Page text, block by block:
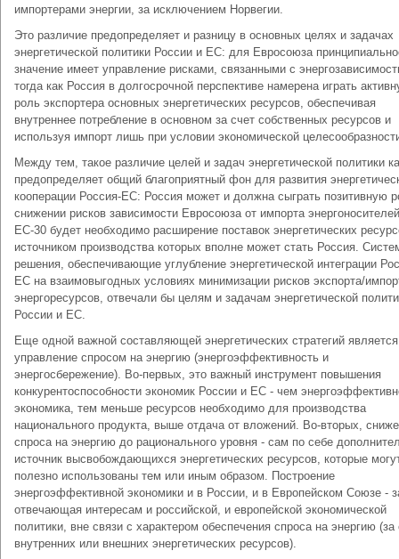
импортерами энергии, за исключением Норвегии.
Это различие предопределяет и разницу в основных целях и задачах
энергетической политики России и ЕС: для Евросоюза
значение имеет управление рисками, связанными с
тогда как Россия в долгосрочной перспективе намерена играть
роль экспортера основных энергетических ресурсов, обеспечивая
внутреннее потребление в основном за счет собственных ресурсов и
используя импорт лишь при условии экономической
Между тем, такое различие целей и задач энергетической политики
предопределяет общий благоприятный фон для развития
кооперации Россия-ЕС: Россия может и должна сыграть позитивную
снижении рисков зависимости Евросоюза от импорта
ЕС-30 будет необходимо расширение поставок энергетических
источником производства которых вполне может стать Россия.
решения, обеспечивающие углубление энергетической интеграции
ЕС на взаимовыгодных условиях минимизации рисков экспорта/
энергоресурсов, отвечали бы целям и задачам энергетической
России и ЕС.
Еще одной важной составляющей энергетических стратегий является
управление спросом на энергию (энергоэффективность и
энергосбережение). Во-первых, это важный инструмент повышения
конкурентоспособности экономик России и ЕС - чем
экономика, тем меньше ресурсов необходимо для производства
национального продукта, выше отдача от вложений. Во-вторых,
спроса на энергию до рационального уровня - сам по себе
источник высвобождающихся энергетических ресурсов, которые
полезно использованы тем или иным образом. Построение
энергоэффективной экономики и в России, и в Европейском Союзе -
отвечающая интересам и российской, и европейской экономической
политики, вне связи с характером обеспечения спроса на энергию (за
внутренних или внешних энергетических ресурсов).